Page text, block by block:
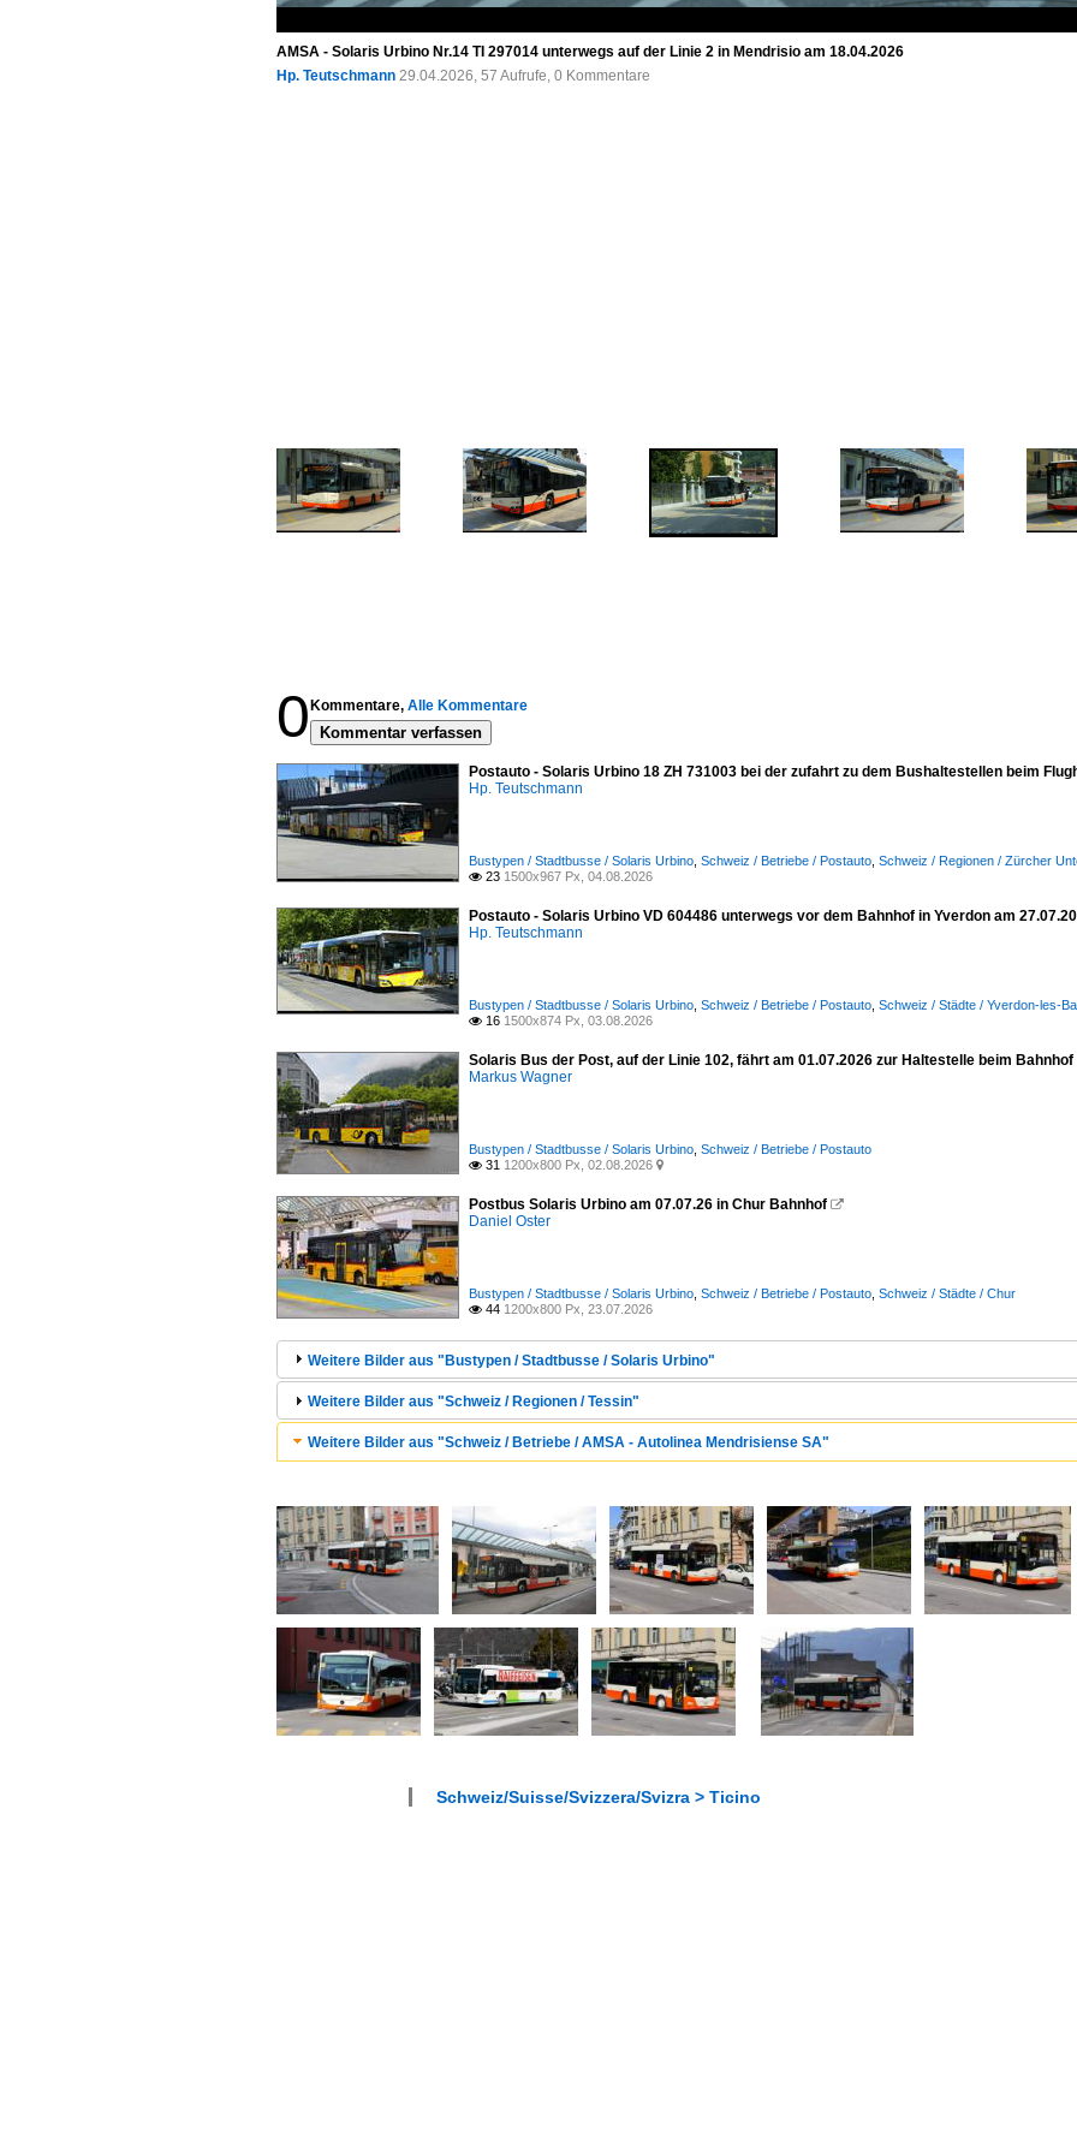
AMSA - Solaris Urbino Nr.14 TI 297014 unterwegs auf der Linie 2 in Mendrisio am 18.04.2026
Hp. Teutschmann 29.04.2026, 57 Aufrufe, 0 Kommentare
0 Kommentare, Alle Kommentare
Kommentar verfassen
Postauto - Solaris Urbino 18 ZH 731003 bei der zufahrt zu dem Bushaltestellen beim
Hp. Teutschmann
Bustypen / Stadtbusse / Solaris Urbino Schweiz / Betriebe / Postauto Schweiz / Regionen / Zürcher
 23 1500x967 Px, 04.08.2026
Postauto - Solaris Urbino VD 604486 unterwegs vor dem Bahnhof in Yverdon am
Hp. Teutschmann
Bustypen / Stadtbusse / Solaris Urbino Schweiz / Betriebe / Postauto Schweiz / Städte / Yverdon-les-
 16 1500x874 Px, 03.08.2026
Solaris Bus der Post, auf der Linie 102, fährt am 01.07.2026 zur Haltestelle beim
Markus Wagner
Bustypen / Stadtbusse / Solaris Urbino Schweiz / Betriebe / Postauto
 31 1200x800 Px, 02.08.2026 
Postbus Solaris Urbino am 07.07.26 in Chur Bahnhof 
Daniel Oster
Bustypen / Stadtbusse / Solaris Urbino Schweiz / Betriebe / Postauto Schweiz / Städte / Chur
 44 1200x800 Px, 23.07.2026
Weitere Bilder aus "Bustypen / Stadtbusse / Solaris Urbino"
Weitere Bilder aus "Schweiz / Regionen / Tessin"
Weitere Bilder aus "Schweiz / Betriebe / AMSA - Autolinea Mendrisiense SA"
Schweiz/Suisse/Svizzera/Svizra > Ticino